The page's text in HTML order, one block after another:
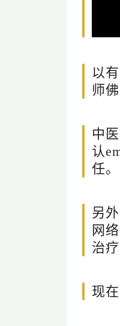
以
师
中
认
任。
另
网
治疗
现